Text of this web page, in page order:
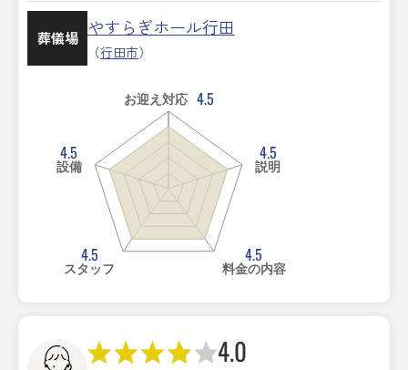
葬儀場 やすらぎホール行田
（行田市）
お迎え対応 4.5
4.5
説明
4.5
料金の内容
4.5
スタッフ
4.5
設備
4.0